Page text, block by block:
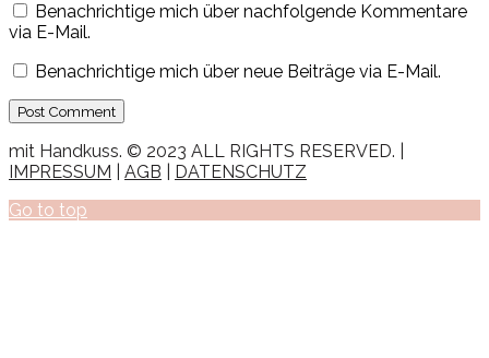
Benachrichtige mich über nachfolgende Kommentare
via E-Mail.
Benachrichtige mich über neue Beiträge via E-Mail.
mit Handkuss. © 2023 ALL RIGHTS RESERVED. |
IMPRESSUM
AGB
DATENSCHUTZ
Go to top